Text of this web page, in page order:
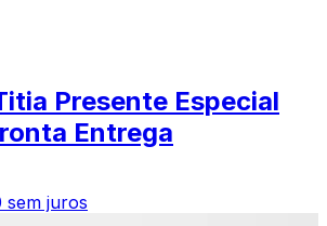
Presente Especial
Entrega
sem juros